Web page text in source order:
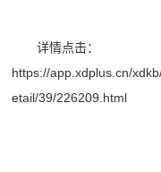
详情点击：
https://app.xdplus.cn/
etail/39/226209.html